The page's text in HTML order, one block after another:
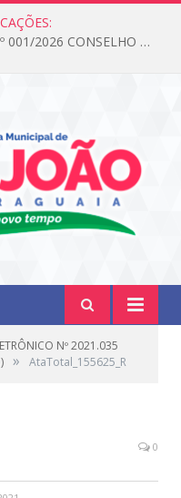
EDITAL DE CHAMADA PÚBLICA Nº 001/2026 CONSELHO DOS DIREITOS DA CRIANÇA E DO ADOLESCENTE
Nº 2021.035
» AtaTotal_155625_R
0